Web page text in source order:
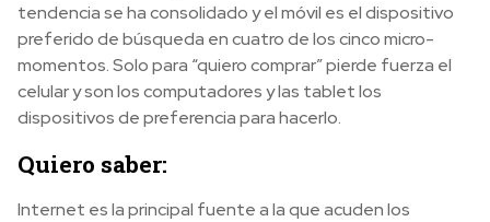
tendencia se ha consolidado y el móvil es el dispositivo
preferido de búsqueda en cuatro de los cinco micro-
momentos. Solo para “quiero comprar” pierde fuerza el
celular y son los computadores y las tablet los
dispositivos de preferencia para hacerlo.
Quiero saber:
Internet es la principal fuente a la que acuden los